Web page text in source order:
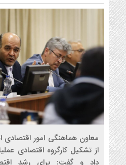
معاون هماهنگی امور اقتصادی
از تشکیل کارگروه اقتصادی
داد و گفت: برای رشد